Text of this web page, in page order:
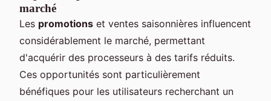
marché
Les promotions et ventes saisonnières influencent
considérablement le marché, permettant
d'acquérir des processeurs à des tarifs réduits.
Ces opportunités sont particulièrement
bénéfiques pour les utilisateurs recherchant un